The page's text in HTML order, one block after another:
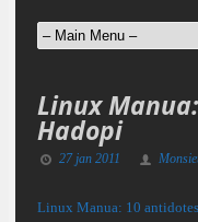
Linux
Hadopi
27 jan 2011
Linux Manua: 10